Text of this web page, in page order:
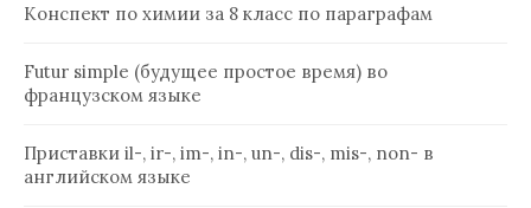
Конспект по химии за 8 класс по параграфам
Futur simple (будущее простое время) во
французском языке
Приставки il-, ir-, im-, in-, un-, dis-, mis-, non- в
английском языке